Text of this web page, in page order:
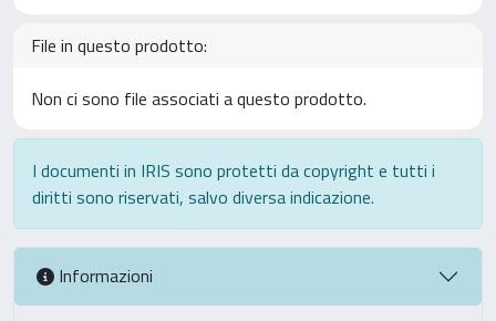
File in questo prodotto:
Non ci sono file associati a questo prodotto.
I documenti in IRIS sono protetti da copyright e tutti i
diritti sono riservati, salvo diversa indicazione.
Informazioni